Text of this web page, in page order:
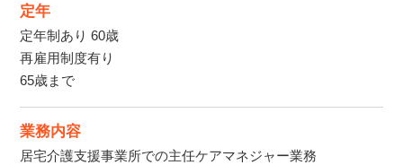
定年
定年制あり 60歳
再雇用制度有り
65歳まで
業務内容
居宅介護支援事業所での主任ケアマネジャー業務